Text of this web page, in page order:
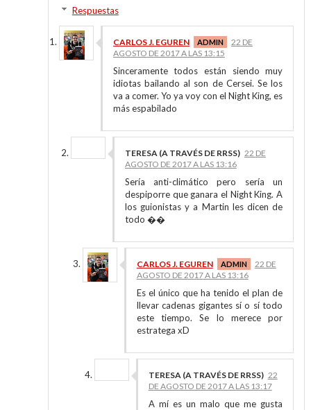
Respuestas
CARLOS J. EGUREN
22 DE
AGOSTO DE 2017 A LAS 13:15
Sinceramente todos están siendo muy
idiotas bailando al son de Cersei. Se los
va a comer. Yo ya voy con el Night King, es
más espabilado
TERESA (A TRAVÉS DE RRSS) 22 DE
AGOSTO DE 2017 A LAS 13:16
Sería anti-climático pero sería un
despiporre que ganara el Night King. A
los guionistas y a Martin les dicen de
todo ��
CARLOS J. EGUREN
22 DE
AGOSTO DE 2017 A LAS 13:16
Es el único que ha tenido el plan de
llevar cadenas gigantes sí o sí todo
este tiempo. Se lo merece por
estratega xD
TERESA (A TRAVÉS DE RRSS) 22
DE AGOSTO DE 2017 A LAS 13:17
A mí es un malo que me gusta